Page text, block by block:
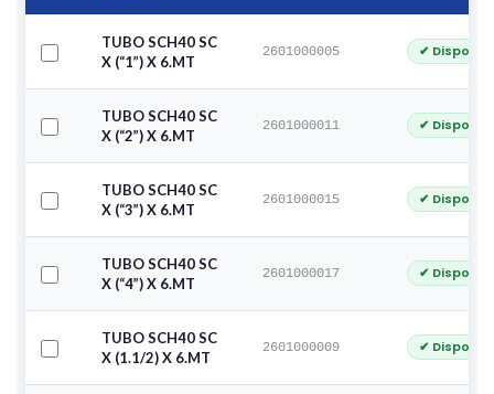
TUBO SCH40 SC
X (“1”) X 6.MT
2601000005 ✔
TUBO SCH40 SC
X (“2”) X 6.MT
2601000011 ✔
TUBO SCH40 SC
X (“3”) X 6.MT
2601000015 ✔
TUBO SCH40 SC
X (“4”) X 6.MT
2601000017 ✔
TUBO SCH40 SC
X (1.1/2) X 6.MT
2601000009 ✔